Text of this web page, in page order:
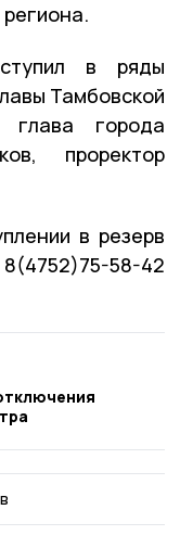
в ряды
Тамбовской
глава города
проректор
в резерв
58-42